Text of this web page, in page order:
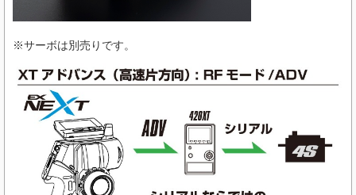
※サーボは別売りです。